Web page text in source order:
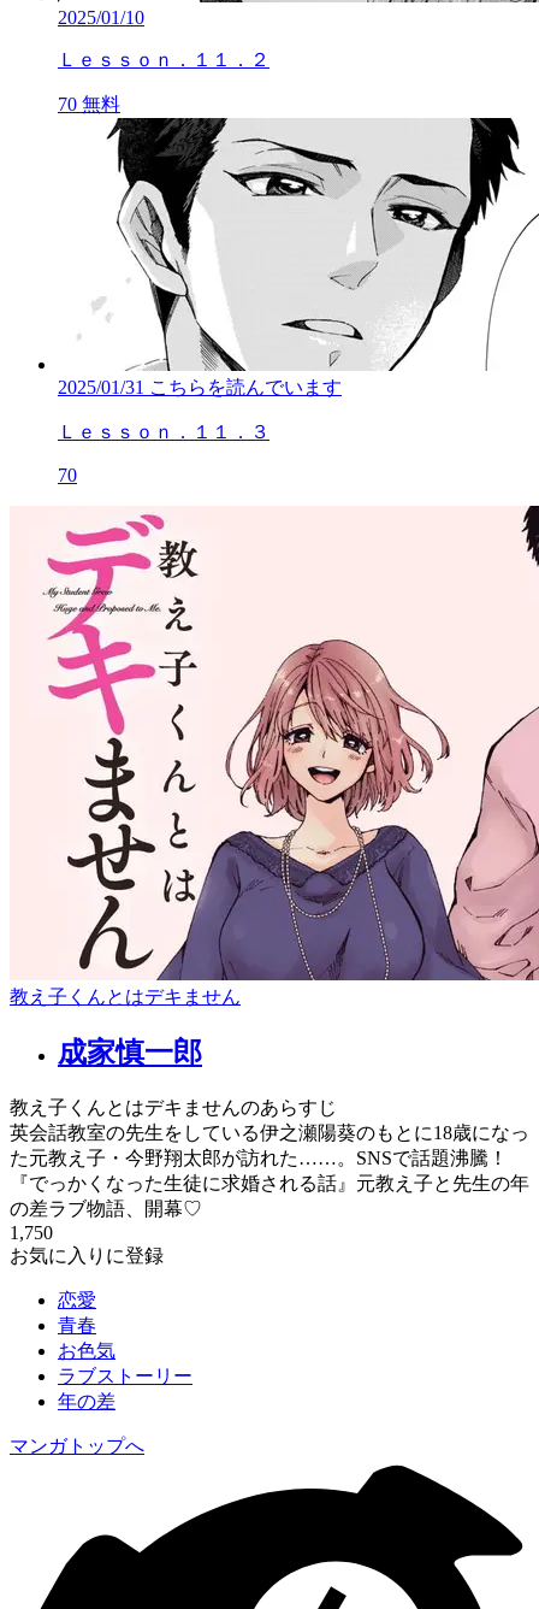
2025/01/10
Ｌｅｓｓｏｎ．１１．２
70 無料
2025/01/31 こちらを読んでいます
Ｌｅｓｓｏｎ．１１．３
70
教え子くんとはデキません
成家慎一郎
教え子くんとはデキませんのあらすじ
英会話教室の先生をしている伊之瀬陽葵のもとに18歳になっ
た元教え子・今野翔太郎が訪れた……。SNSで話題沸騰！
『でっかくなった生徒に求婚される話』元教え子と先生の年
の差ラブ物語、開幕♡
1,750
お気に入りに登録
恋愛
青春
お色気
ラブストーリー
年の差
マンガトップへ